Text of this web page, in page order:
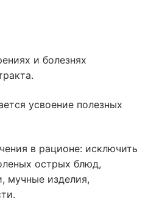
и болезнях
усвоение полезных
в рационе: исключить
острых блюд,
мучные изделия,